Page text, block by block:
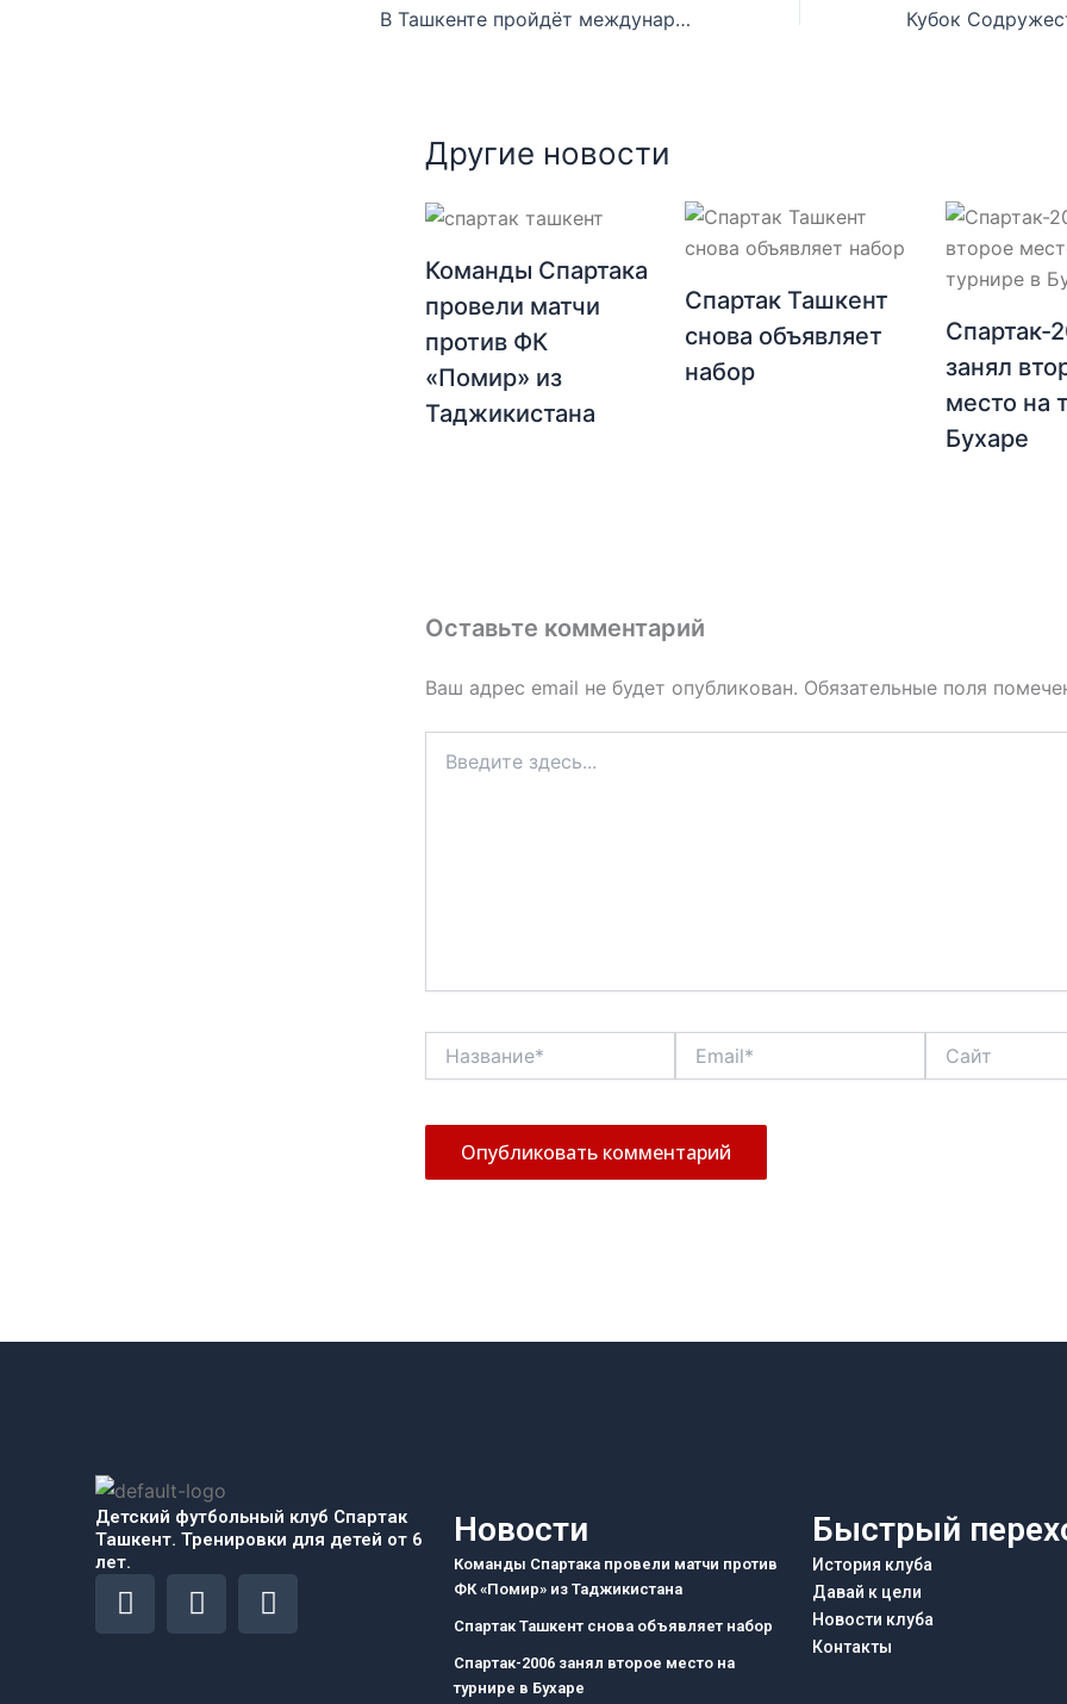
В Ташкенте пройдёт международный турнир «Кубок Содружества»
Другие новости
Команды Спартака
провели матчи
против ФК
«Помир» из
Таджикистана
Спартак Ташкент
снова объявляет
набор
Спартак-
занял
место на
Бухаре
Оставьте комментарий
Ваш адрес email не будет опубликован. Обязательные поля
здесь...
Детский футбольный клуб Спартак
Ташкент. Тренировки для детей от 6
лет.
F
a
I
n
T
e
Новости
Команды Спартака провели матчи против
ФК «Помир» из Таджикистана
Спартак Ташкент снова объявляет набор
Спартак-2006 занял второе место на
турнире в Бухаре
Быстрый
История клуба
Давай к цели
Новости клуба
Контакты